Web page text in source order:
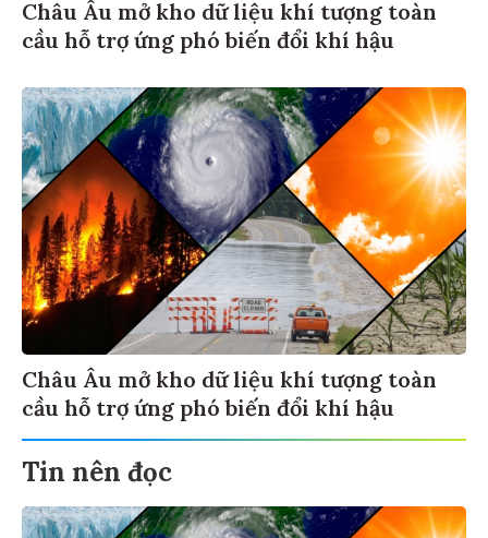
Châu Âu mở kho dữ liệu khí tượng toàn
cầu hỗ trợ ứng phó biến đổi khí hậu
Châu Âu mở kho dữ liệu khí tượng toàn
cầu hỗ trợ ứng phó biến đổi khí hậu
Tin nên đọc